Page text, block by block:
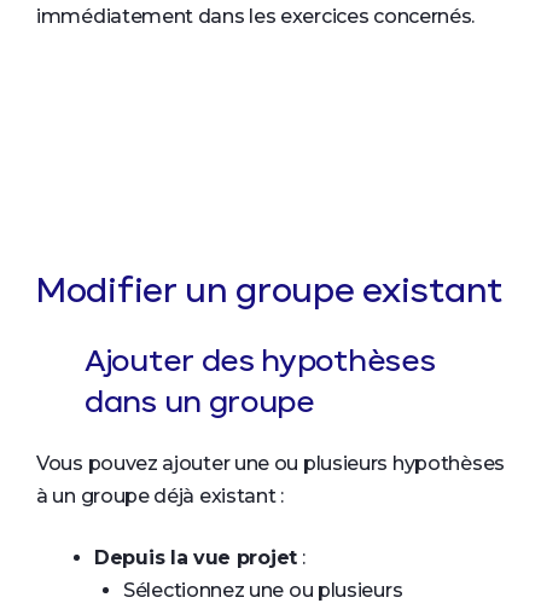
immédiatement dans les exercices concernés.
Modifier un groupe existant
Ajouter des hypothèses
dans un groupe
Vous pouvez ajouter une ou plusieurs hypothèses
à un groupe déjà existant :
Depuis la vue projet :
Sélectionnez une ou plusieurs